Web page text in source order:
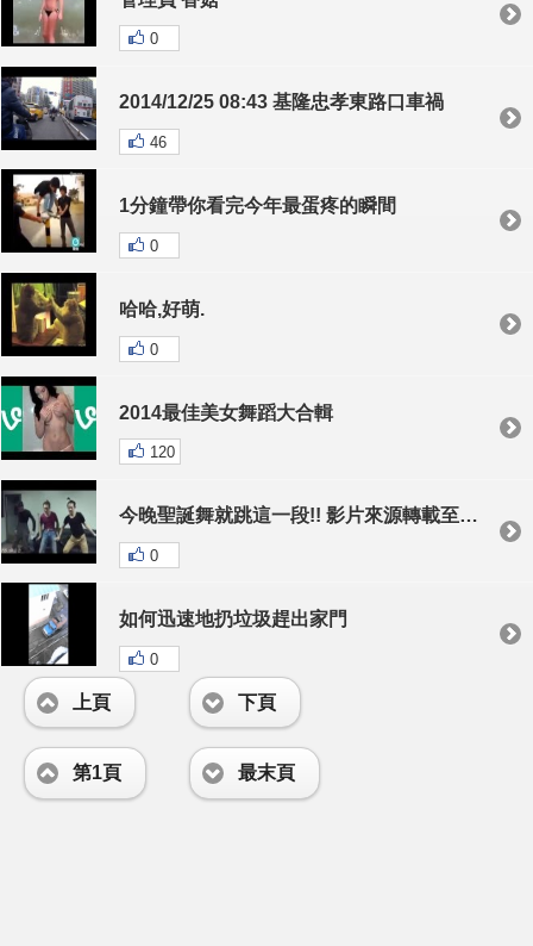
0
2014/12/25 08:43 基隆忠孝東路口車禍
46
1分鐘帶你看完今年最蛋疼的瞬間
0
哈哈,好萌.
0
2014最佳美女舞蹈大合輯
120
今晚聖誕舞就跳這一段!! 影片來源轉載至： @林良吉
0
如何迅速地扔垃圾趕出家門
0
上頁 下頁
第1頁 最末頁